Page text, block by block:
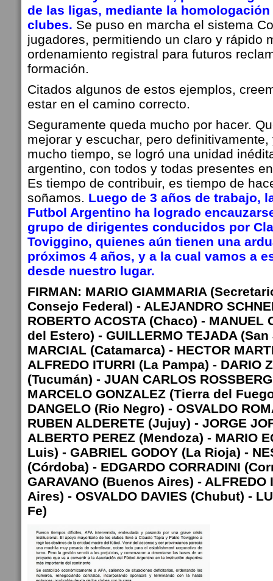
de las ligas, mediante la
clubes. Se puso en marcha el sistema
jugadores, permitiendo un claro y rápido
ordenamiento registral para futuros
formación.
Citados algunos de estos ejemplos,
estar en el camino correcto.
Seguramente queda mucho por hacer.
mejorar y escuchar, pero
mucho tiempo, se logró una unidad
argentino, con todos y todas presentes
Es tiempo de contribuir, es tiempo de
soñamos. Luego de 3 años de trabajo,
Futbol Argentino ha logrado
grupo de dirigentes conducidos por
Toviggino, quienes aún tienen una
próximos 4 años, y a la cual vamos a
desde nuestro lugar.
FIRMAN: MARIO GIAMMARIA
Consejo Federal) - ALEJANDRO
ROBERTO ACOSTA (Chaco) - MANUEL
del Estero) - GUILLERMO TEJADA
MARCIAL (Catamarca) - HECTOR
ALFREDO ITURRI (La Pampa) - DARIO
(Tucumán) - JUAN CARLOS
MARCELO GONZALEZ (Tierra del
DANGELO (Rio Negro) - OSVALDO
RUBEN ALDERETE (Jujuy) - JORGE
ALBERTO PEREZ (Mendoza) - MARIO
Luis) - GABRIEL GODOY (La Rioja) -
(Córdoba) - EDGARDO CORRADINI
GARAVANO (Buenos Aires) - ALFREDO
Aires) - OSVALDO DAVIES (Chubut) -
Fe)